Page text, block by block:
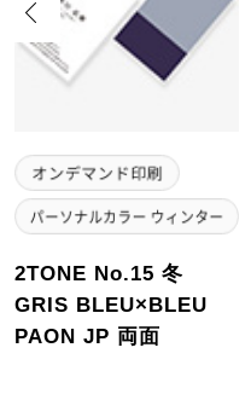
2TONE No.15 冬
GRIS BLEU×BLEU
PAON JP 両面
Previous